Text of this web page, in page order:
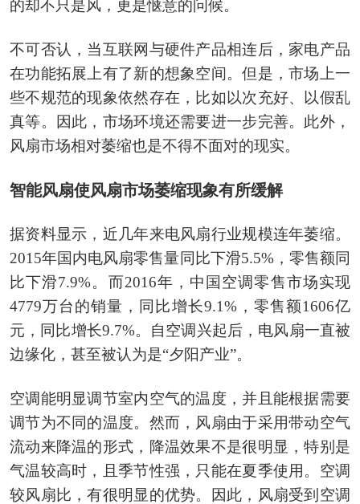
的却不只是风，更是惬意的问候。
不可否认，当互联网与硬件产品相连后，家电产品
在功能拓展上有了新的想象空间。但是，市场上一
些不规范的现象依然存在，比如以次充好、以假乱
真等。因此，市场环境还需要进一步完善。此外，
风扇市场相对萎缩也是不得不面对的现实。
智能风扇使风扇市场萎缩现象有所缓解
据资料显示，近几年来电风扇行业规模连年萎缩。
2015年国内电风扇零售量同比下滑5.5%，零售额同
比下滑7.9%。而2016年，中国空调零售市场实现
4779万台的销量，同比增长9.1%，零售额1606亿
元，同比增长9.7%。自空调兴起后，电风扇一直被
边缘化，甚至被认为是“夕阳产业”。
空调能明显调节室内空气的温度，并且能根据需要
调节为不同的温度。然而，风扇由于采用带动空气
流动来降温的形式，降温效果不是很明显，特别是
气温较高时，且季节性强，只能在夏季使用。空调
较风扇比，有很明显的优势。因此，风扇受到空调